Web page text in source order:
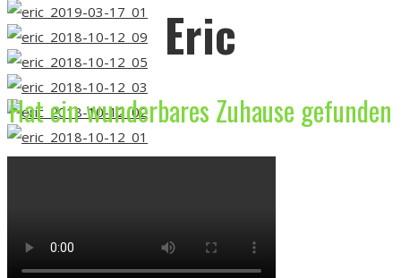
Eric
Hat ein wunderbares Zuhause gefunden